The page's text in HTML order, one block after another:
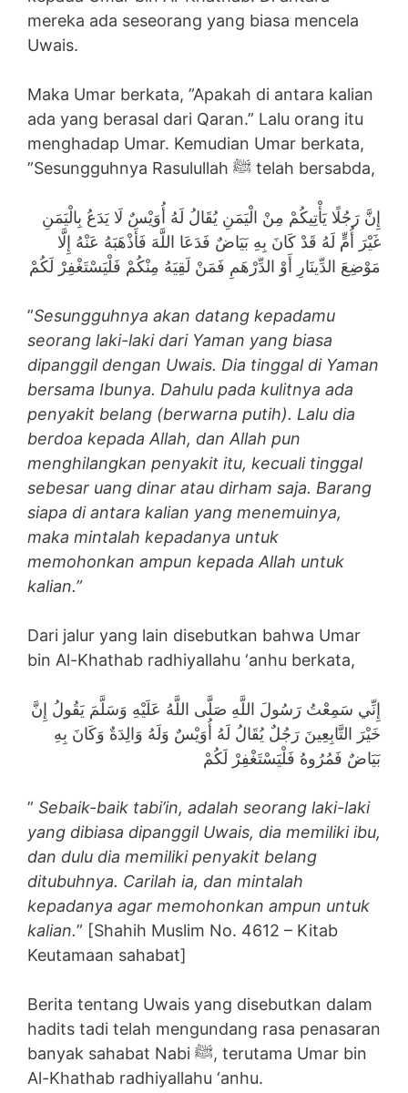
mereka ada seseorang yang biasa mencela
Uwais.
Maka Umar berkata, ”Apakah di antara kalian
ada yang berasal dari Qaran.” Lalu orang itu
menghadap Umar. Kemudian Umar berkata,
”Sesungguhnya Rasulullah ﷺ telah bersabda,
إِنَّ رَجُلًا يَأْتِيكُمْ مِنْ الْيَمَنِ يُقَالُ لَهُ أُوَيْسٌ لَا يَدَعُ بِالْيَمَنِ
غَيْرَ أُمٍّ لَهُ قَدْ كَانَ بِهِ بَيَاضٌ فَدَعَا اللَّهَ فَأَذْهَبَهُ عَنْهُ إِلَّا
مَوْضِعَ الدِّينَارِ أَوْ الدِّرْهَمِ فَمَنْ لَقِيَهُ مِنْكُمْ فَلْيَسْتَغْفِرْ لَكُمْ
”Sesungguhnya akan datang kepadamu
seorang laki-laki dari Yaman yang biasa
dipanggil dengan Uwais. Dia tinggal di Yaman
bersama Ibunya. Dahulu pada kulitnya ada
penyakit belang (berwarna putih). Lalu dia
berdoa kepada Allah, dan Allah pun
menghilangkan penyakit itu, kecuali tinggal
sebesar uang dinar atau dirham saja. Barang
siapa di antara kalian yang menemuinya,
maka mintalah kepadanya untuk
memohonkan ampun kepada Allah untuk
kalian.”
Dari jalur yang lain disebutkan bahwa Umar
bin Al-Khathab radhiyallahu ‘anhu berkata,
إِنِّي سَمِعْتُ رَسُولَ اللَّهِ صَلَّى اللَّهُ عَلَيْهِ وَسَلَّمَ يَقُولُ إِنَّ
خَيْرَ التَّابِعِينَ رَجُلٌ يُقَالُ لَهُ أُوَيْسٌ وَلَهُ وَالِدَةٌ وَكَانَ بِهِ
بَيَاضٌ فَمُرُوهُ فَلْيَسْتَغْفِرْ لَكُمْ
” Sebaik-baik tabi’in, adalah seorang laki-laki
yang dibiasa dipanggil Uwais, dia memiliki ibu,
dan dulu dia memiliki penyakit belang
ditubuhnya. Carilah ia, dan mintalah
kepadanya agar memohonkan ampun untuk
kalian.” [Shahih Muslim No. 4612 – Kitab
Keutamaan sahabat]
Berita tentang Uwais yang disebutkan dalam
hadits tadi telah mengundang rasa penasaran
banyak sahabat Nabi ﷺ, terutama Umar bin
Al-Khathab radhiyallahu ‘anhu.